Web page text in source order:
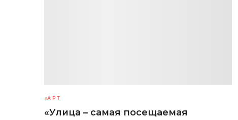
АРТ
«Улица – самая посещаемая